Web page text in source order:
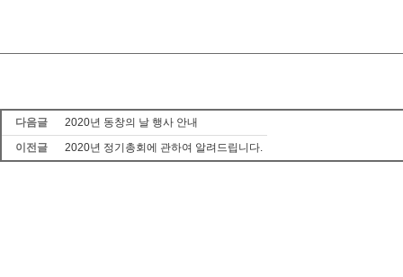
다음글
2020년 동창의 날 행사 안내
이전글
2020년 정기총회에 관하여 알려드립니다.